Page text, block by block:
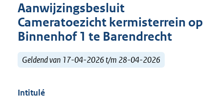
Aanwijzingsbesluit
Cameratoezicht kermisterrein op
Binnenhof 1 te Barendrecht
Geldend van 17-04-2026 t/m 28-04-2026
Intitulé